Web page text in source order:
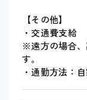
【その他】
・交通費支給
※遠方の場合、
す。
・通勤方法：